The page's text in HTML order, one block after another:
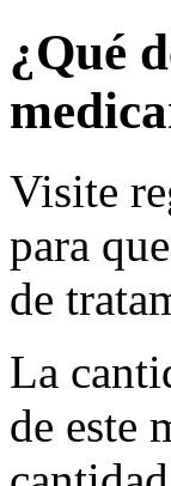
¿Qué
Visite
para
de
La
de este